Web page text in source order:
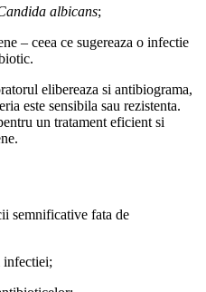
albicans;
– ceea ce sugereaza o infectie
elibereaza si antibiograma,
este sensibila sau rezistenta.
un tratament eficient si
semnificative fata de
infectiei;